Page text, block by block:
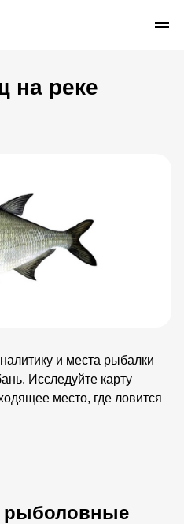
на реке
и места рыбалки
Исследуйте карту
место, где ловится
рыболовные